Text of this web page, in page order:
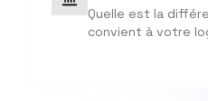
Quelle est la
convient à votre